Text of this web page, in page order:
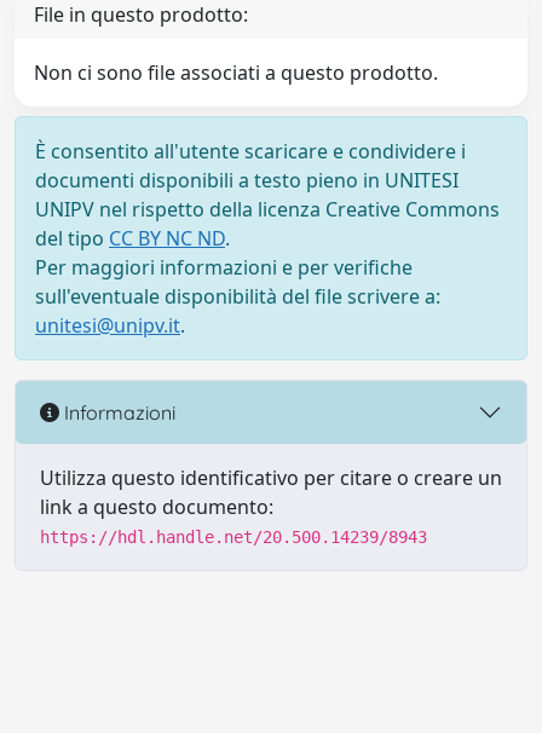
File in questo prodotto:
Non ci sono file associati a questo prodotto.
È consentito all'utente scaricare e condividere i
documenti disponibili a testo pieno in UNITESI
UNIPV nel rispetto della licenza Creative Commons
del tipo CC BY NC ND.
Per maggiori informazioni e per verifiche
sull'eventuale disponibilità del file scrivere a:
unitesi@unipv.it.
Informazioni
Utilizza questo identificativo per citare o creare un
link a questo documento:
https://hdl.handle.net/20.500.14239/8943